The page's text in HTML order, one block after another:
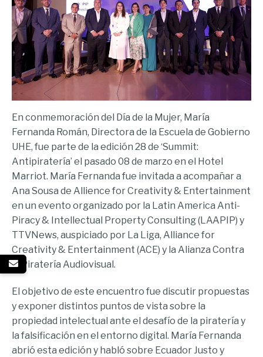
En conmemoración del Día de la Mujer, María
Fernanda Román, Directora de la Escuela de Gobierno
UHE, fue parte de la edición 28 de ‘Summit:
Antipiratería’ el pasado 08 de marzo en el Hotel
Marriot. María Fernanda fue invitada a acompañar a
Ana Sousa de Allience for Creativity & Entertainment
en un evento organizado por la Latin America Anti-
Piracy & Intellectual Property Consulting (LAAPIP) y
TTVNews, auspiciado por La Liga, Alliance for
Creativity & Entertainment (ACE) y la Alianza Contra
la Piratería Audiovisual.
El objetivo de este encuentro fue discutir propuestas
y exponer distintos puntos de vista sobre la
propiedad intelectual ante el desafío de la piratería y
la falsificación en el entorno digital. María Fernanda
abrió esta edición y habló sobre Ecuador Justo y